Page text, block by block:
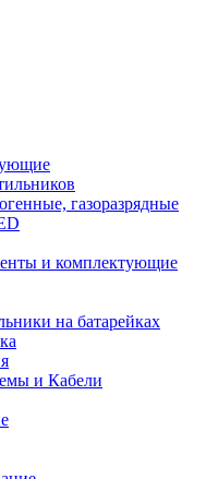
газоразрядные
и комплектующие
на батарейках
и Кабели